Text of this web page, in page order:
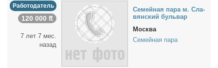
Работодатель
120 000 ₶
7 лет 7 мес.
назад
Се­мей­ная па­ра м. Сла­
вян­ский буль­вар
Москва
Семейная пара